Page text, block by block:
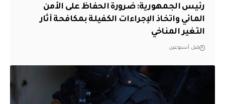
رئيس الجمهورية: ضرورة الحفاظ على الأمن
المائي واتخاذ الإجراءات الكفيلة بمكافحة آثار
التغير المناخي
قبل أسبوعين